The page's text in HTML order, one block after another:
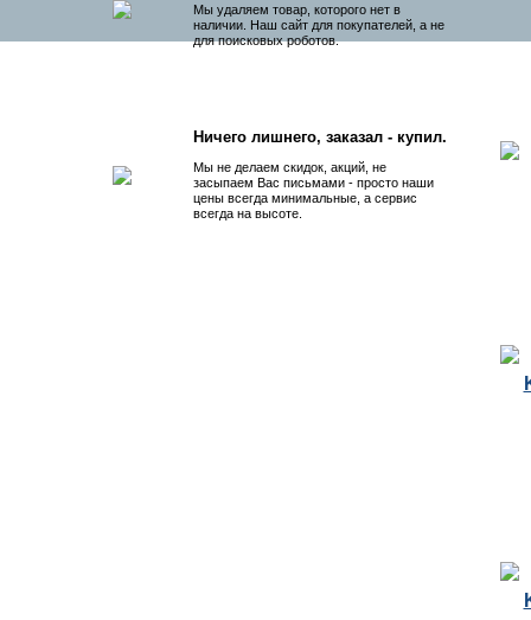
Мы удаляем товар, которого нет в
наличии. Наш сайт для покупателей, а не
для поисковых роботов.
Ничего лишнего, заказал - купил.
Мы не делаем скидок, акций, не
засыпаем Вас письмами - просто наши
цены всегда минимальные, а сервис
всегда на высоте.